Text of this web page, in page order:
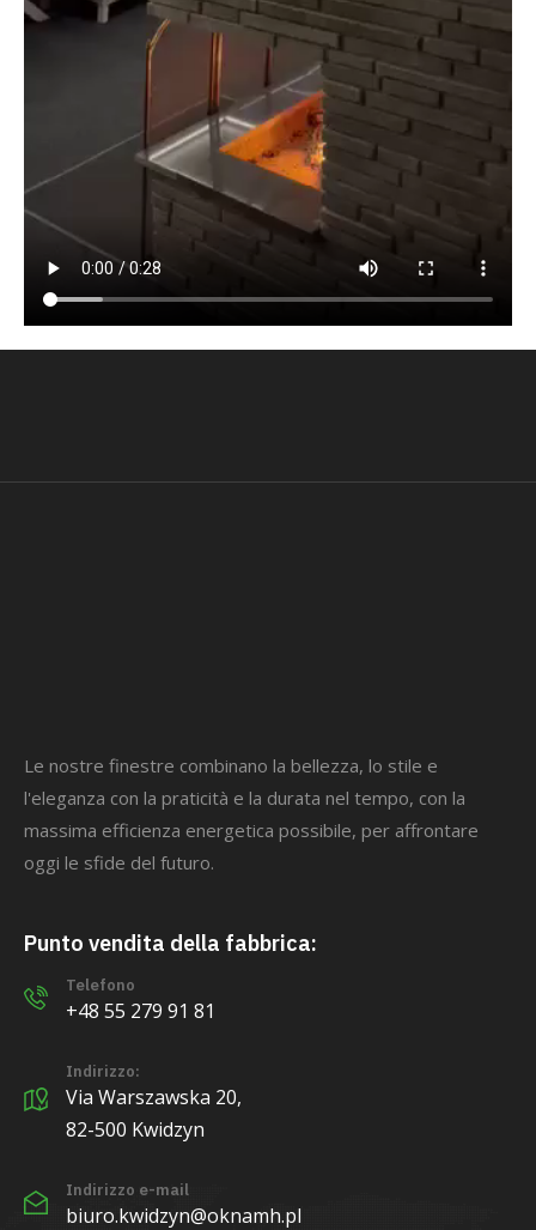
Le nostre finestre combinano la bellezza, lo stile e
l'eleganza con la praticità e la durata nel tempo, con la
massima efficienza energetica possibile, per affrontare
oggi le sfide del futuro.
Punto vendita della fabbrica:
Telefono
+48 55 279 91 81
Indirizzo:
Via Warszawska 20,
82-500 Kwidzyn
Indirizzo e-mail
biuro.kwidzyn@oknamh.pl